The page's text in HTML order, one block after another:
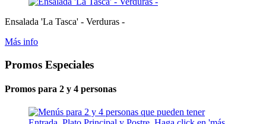
Ensalada 'La Tasca' - Verduras -
Más info
Promos Especiales
Promos para 2 y 4 personas